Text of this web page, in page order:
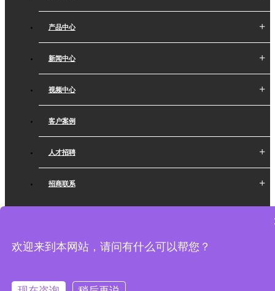
产品中心
新闻中心
视频中心
客户案例
人才招聘
招商联系
Copyright © 2026 谚合科学仪器（上海）有限公司 版权所有 技术支持：
ICP备15049999号-1
欢迎来到本网站，请问有什么可以帮您？